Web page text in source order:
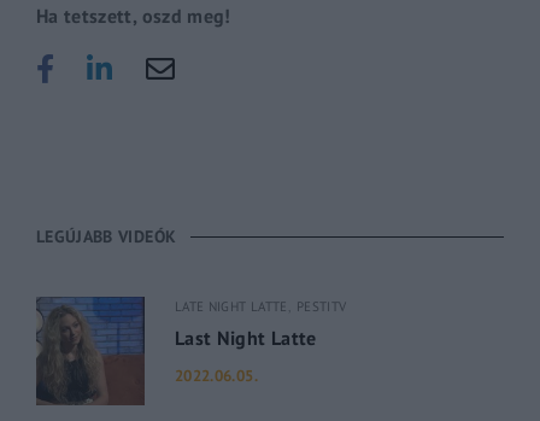
Ha tetszett, oszd meg!
LEGÚJABB VIDEÓK
LATE NIGHT LATTE PESTITV
Last Night Latte
2022.06.05.